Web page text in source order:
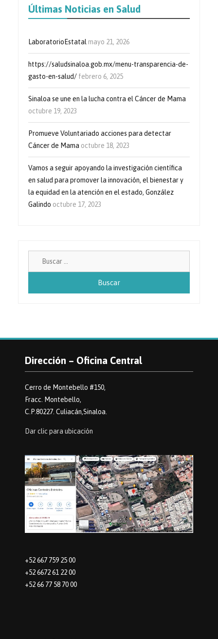
Últimas Noticias en Salud
LaboratorioEstatal mayo 21, 2026
https://saludsinaloa.gob.mx/menu-transparencia-de-
gasto-en-salud/ febrero 6, 2025
Sinaloa se une en la lucha contra el Cáncer de Mama
octubre 19, 2023
Promueve Voluntariado acciones para detectar
Cáncer de Mama octubre 18, 2023
Vamos a seguir apoyando la investigación científica
en salud para promover la innovación, el bienestar y
la equidad en la atención en el estado, González
Galindo octubre 17, 2023
Dirección – Oficina Central
Cerro de Montebello #150,
Fracc. Montebello,
C.P.80227. Culiacán,Sinaloa.
Dar clic para ubicación
+52 667 759 25 00
+52 6672 61 22 00
+52 66 77 58 70 00